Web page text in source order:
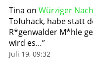
Tina on Würziger
Tofuhack, habe statt
R*genwalder M*hle
wird es…”
Juli 19, 09:32